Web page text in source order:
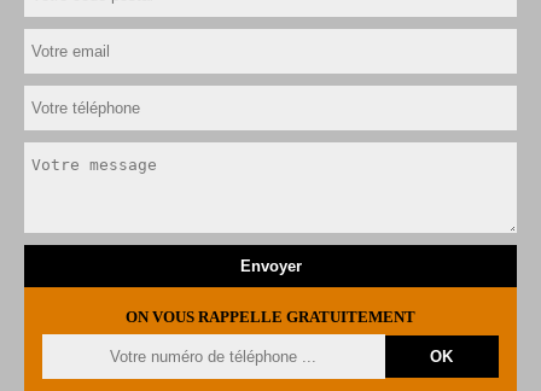
ON VOUS RAPPELLE GRATUITEMENT